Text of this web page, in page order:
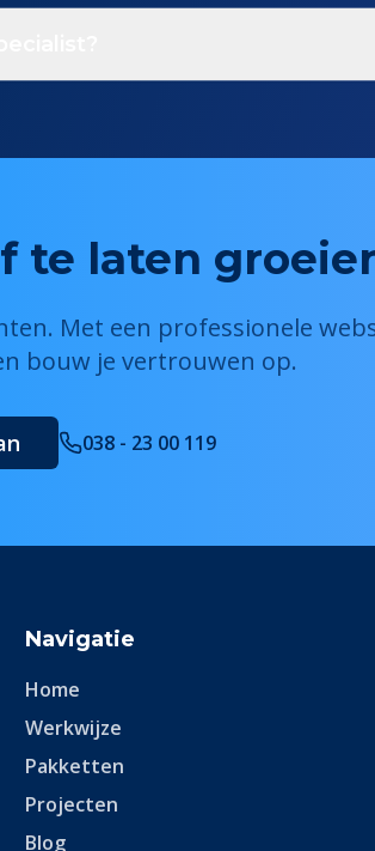
te laten
Met een professionele
bouw je vertrouwen op.
038 - 23 00 119
Navigatie
Home
Werkwijze
Pakketten
Projecten
Blog